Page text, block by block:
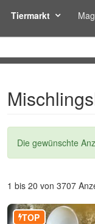
Tiermarkt
Statusmeldung
Die gewünschte
1 bis 20 von 3707
TOP